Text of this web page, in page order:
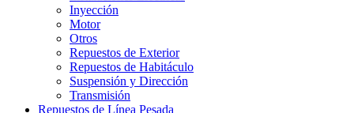
Inyección
Motor
Otros
Repuestos de Exterior
Repuestos de Habitáculo
Suspensión y Dirección
Transmisión
Repuestos de Línea Pesada